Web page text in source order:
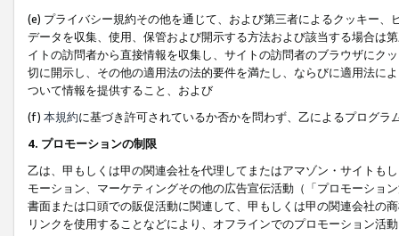
(e) プライバシー規約その他を通じて、および第三者によるクッキー
データを収集、使用、保管および開示する方法および該当する場合は
イトの訪問者から直接情報を収集し、サイトの訪問者のブラウザにク
切に開示し、その他の適用法の法的要件を満たし、ならびに適用法に
ついて情報を提供すること、および
(f) 本規約に基づき許可されているか否かを問わず、乙によるプログ
4. プロモーションの制限
乙は、甲もしくは甲の関連会社を代理してまたはアマゾン・サイトも
モーション、マーケティングその他の広告宣伝活動（「プロモーショ
書面または口頭での販促活動に関連して、甲もしくは甲の関連会社の
リンクを使用することなどにより、オフラインでのプロモーション活